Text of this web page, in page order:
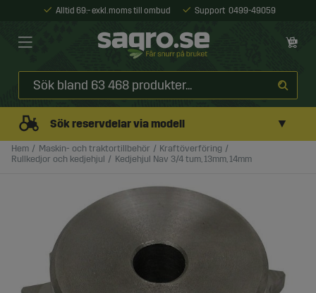
Alltid 69:- exkl. moms till ombud Support 0499-49059
Sök reservdelar via modell ▼
Hem Maskin- och traktortillbehör
Kraftöverföring
Rullkedjor och kedjehjul
Kedjehjul Nav 3/4 tum, 13mm, 14mm